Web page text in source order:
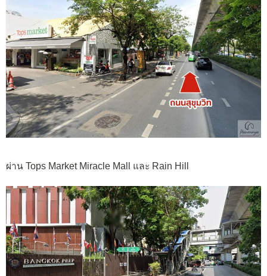
ผ่าน Tops Market Miracle Mall และ Rain Hill